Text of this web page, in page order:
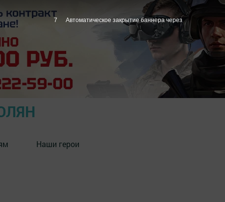
Наши герои
6 Автоматическое закрытие баннера через